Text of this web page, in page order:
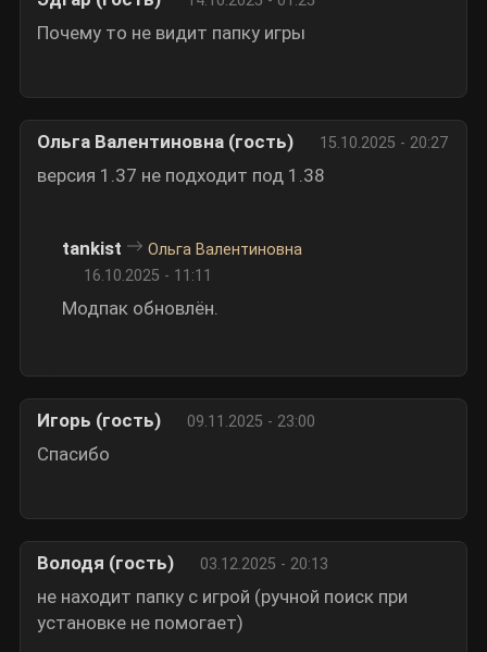
Почему то не видит папку игры
Ольга Валентиновна (гость) 15.10.2025 - 20:27
версия 1.37 не подходит под 1.38
tankist
Ольга Валентиновна
16.10.2025 - 11:11
Модпак обновлён.
Игорь (гость) 09.11.2025 - 23:00
Спасибо
Володя (гость) 03.12.2025 - 20:13
не находит папку с игрой (ручной поиск при
установке не помогает)